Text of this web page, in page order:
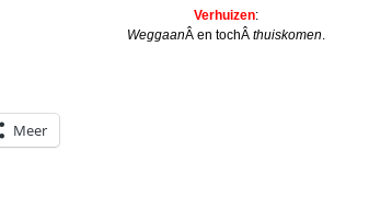
Verhuizen:
WeggaanÂ en tochÂthuiskomen.
Meer